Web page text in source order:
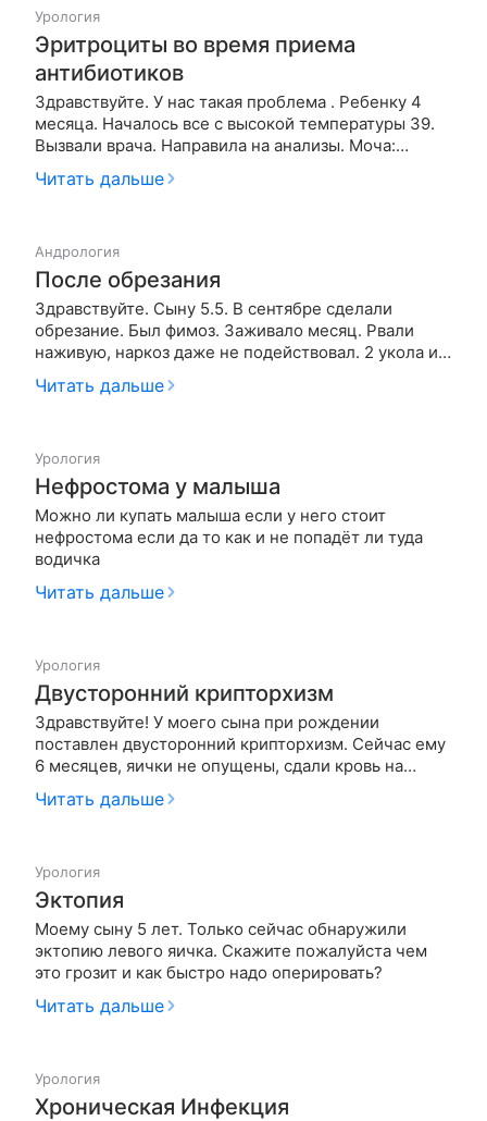
Урология
Эритроциты во время приема
антибиотиков
Здравствуйте. У нас такая проблема . Ребенку 4
месяца. Началось все с высокой температуры 39.
Вызвали врача. Направила на анализы. Моча:
лейкоциты на все поле зрения, белок 0.73,
бактерий много, слизь увеличена. Кровь:
Читать дальше
Андрология
После обрезания
Здравствуйте. Сыну 5.5. В сентябре сделали
обрезание. Был фимоз. Заживало месяц. Рвали
наживую, наркоз даже не подействовал. 2 укола и
ноль эффекта. Зажил. Все вроде норм. Но меня
беспокоит цвет ободка головки фиолетово-
Читать дальше
Урология
Нефростома у малыша
Можно ли купать малыша если у него стоит
нефростома если да то как и не попадёт ли туда
водичка
Читать дальше
Урология
Двусторонний крипторхизм
Здравствуйте! У моего сына при рождении
поставлен двусторонний крипторхизм. Сейчас ему
6 месяцев, яички не опущены, сдали кровь на
гормоны ЛГ 1.70, ФСГ 1.00, антимюллер гормон
3:55, тестостерон 0,03. 46 ху,Яички в паховом
Читать дальше
Урология
Эктопия
Моему сыну 5 лет. Только сейчас обнаружили
эктопию левого яичка. Скажите пожалуйста чем
это грозит и как быстро надо оперировать?
Читать дальше
Урология
Хроническая Инфекция